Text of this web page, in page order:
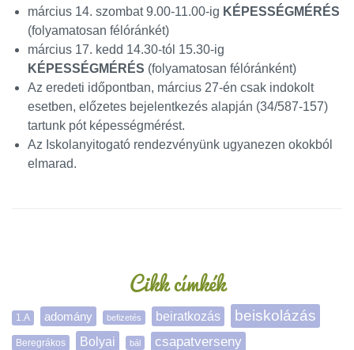
március 14. szombat 9.00-11.00-ig KÉPESSÉGMÉRÉS
(folyamatosan félóránkét)
március 17. kedd 14.30-tól 15.30-ig
KÉPESSÉGMÉRÉS (folyamatosan félóránként)
Az eredeti időpontban, március 27-én csak indokolt
esetben, előzetes bejelentkezés alapján (34/587-157)
tartunk pót képességmérést.
Az Iskolanyitogató rendezvényünk ugyanezen okokból
elmarad.
Cikk címkék
1.A adomány befizetés beiratkozás beiskolázás
Beregrákos Bolyai bál csapatverseny